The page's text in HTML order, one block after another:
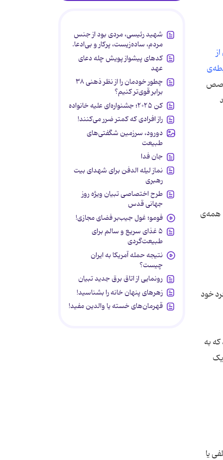
همه‌ی
خود
به
یا
شهید رئیسی، مردی بود از جنس
مردم، ساده‌زیست، پرکار و بی‌ادعا.
کدهای پیشواز پویش چله دعای
عهد
چطور خودمان را از نظر ذهنی ۳۸
برابر قوی‌تر کنیم؟
کن ۲۰۲۵؛ جشنواره‌ای علیه خانواده
راز افرادی که کمتر ضرر می‌کنند!
دورود، سرزمین شگفتی‌های
طبیعت
جان فدا
نماز لیله الدفن برای شهدای بیت
رهبری
طرح اختصاصی تبیان ویژه روز
جهانی قدس
فومو؛ غول جیب‌بر فضای مجازی!
۵ غذای سریع و سالم برای
طبیعت‌گردی
نتیجه حمله آمریکا به ایران
چیست؟
رونمایی از اتاق برق جدید تبیان
زهرهای پنهان خانه را بشناسید!
قهرمان‌های خسته یا والدین مفید!